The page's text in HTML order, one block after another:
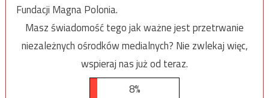
Fundacji Magna Polonia.
Masz świadomość tego jak ważne jest przetrwanie
niezależnych ośrodków medialnych? Nie zwlekaj więc,
wspieraj nas już od teraz.
8%